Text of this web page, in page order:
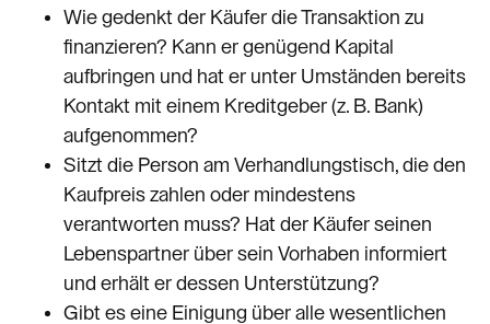
Wie gedenkt der Käufer die Transaktion zu
finanzieren? Kann er genügend Kapital
aufbringen und hat er unter Umständen bereits
Kontakt mit einem Kreditgeber (z. B. Bank)
aufgenommen?
Sitzt die Person am Verhandlungstisch, die den
Kaufpreis zahlen oder mindestens
verantworten muss? Hat der Käufer seinen
Lebenspartner über sein Vorhaben informiert
und erhält er dessen Unterstützung?
Gibt es eine Einigung über alle wesentlichen